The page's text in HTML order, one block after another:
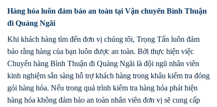
Hàng hóa luôn đảm bảo an toàn tại Vận chuyển Bình Thuận
đi Quảng Ngãi
Khi khách hàng tìm đến đơn vị chúng tôi, Trọng Tấn luôn đảm
bảo rằng hàng của bạn luôn được an toàn. Bởi thực hiện việc
Chuyển hàng Bình Thuận đi Quảng Ngãi là đội ngũ nhân viên
kinh nghiệm sẵn sàng hỗ trợ khách hàng trong khâu kiểm tra đóng
gói hàng hóa. Nếu trong quá trình kiểm tra hàng hóa phát hiện
hàng hóa không đảm bảo an toàn nhân viên đơn vị sẽ cung cấp